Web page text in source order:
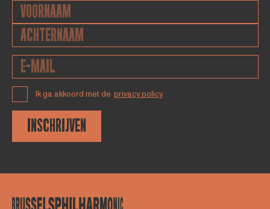
Ik ga akkoord met de privacy policy
INSCHRIJVEN